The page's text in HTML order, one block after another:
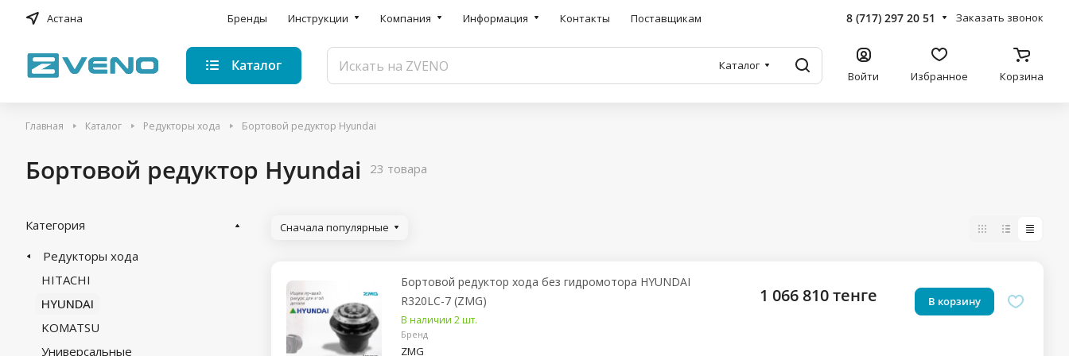
Астана Бренды Инструкции Компания Информация Контакты Поставщикам 8 (717) 297 20 51 Заказать звонок
Каталог Каталог
Войти Избранное Корзина
Главная Каталог Редукторы хода Бортовой редуктор Hyundai
Бортовой редуктор Hyundai 23 товара
Сначала популярные
Бортовой редуктор хода без гидромотора HYUNDAI
R320LC-7 (ZMG)
В наличии 2 шт.
1 066 810 тенге В корзину
Бренд
ZMG
Категория
Редукторы хода
HITACHI
HYUNDAI
KOMATSU
Универсальные